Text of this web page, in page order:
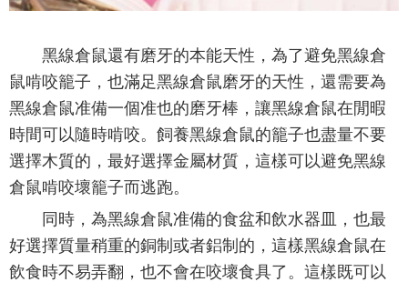
黑線倉鼠還有磨牙的本能天性，為了避免黑線倉
鼠啃咬籠子，也滿足黑線倉鼠磨牙的天性，還需要為
黑線倉鼠准備一個准也的磨牙棒，讓黑線倉鼠在閒暇
時間可以隨時啃咬。飼養黑線倉鼠的籠子也盡量不要
選擇木質的，最好選擇金屬材質，這樣可以避免黑線
倉鼠啃咬壞籠子而逃跑。
同時，為黑線倉鼠准備的食盆和飲水器皿，也最
好選擇質量稍重的銅制或者鋁制的，這樣黑線倉鼠在
飲食時不易弄翻，也不會在咬壞食具了。這樣既可以